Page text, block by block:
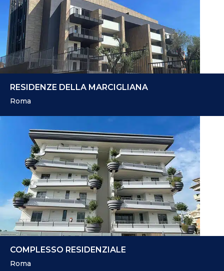
RESIDENZE DELLA MARCIGLIANA
Roma
COMPLESSO RESIDENZIALE
Roma